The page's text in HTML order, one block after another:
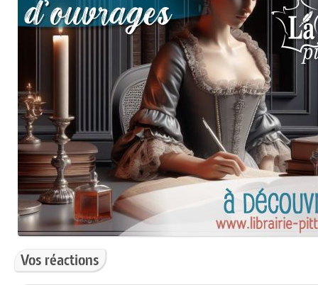
Vos réactions